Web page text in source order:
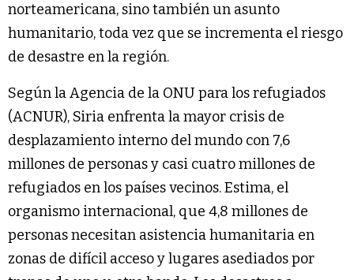
norteamericana, sino también un asunto
humanitario, toda vez que se incrementa el riesgo
de desastre en la región.
Según la Agencia de la ONU para los refugiados
(ACNUR), Siria enfrenta la mayor crisis de
desplazamiento interno del mundo con 7,6
millones de personas y casi cuatro millones de
refugiados en los países vecinos. Estima, el
organismo internacional, que 4,8 millones de
personas necesitan asistencia humanitaria en
zonas de difícil acceso y lugares asediados por